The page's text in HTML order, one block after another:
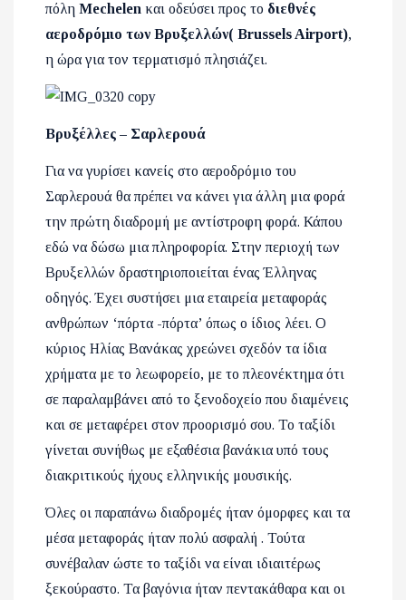
πόλη Mechelen και οδεύσει προς το διεθνές
αεροδρόμιο των Βρυξελλών( Brussels Airport),
η ώρα για τον τερματισμό πλησιάζει.
Βρυξέλλες – Σαρλερουά
Για να γυρίσει κανείς στο αεροδρόμιο του
Σαρλερουά θα πρέπει να κάνει για άλλη μια φορά
την πρώτη διαδρομή με αντίστροφη φορά. Κάπου
εδώ να δώσω μια πληροφορία. Στην περιοχή των
Βρυξελλών δραστηριοποιείται ένας Έλληνας
οδηγός. Έχει συστήσει μια εταιρεία μεταφοράς
ανθρώπων ‘πόρτα -πόρτα’ όπως ο ίδιος λέει. Ο
κύριος Ηλίας Βανάκας χρεώνει σχεδόν τα ίδια
χρήματα με το λεωφορείο, με το πλεονέκτημα ότι
σε παραλαμβάνει από το ξενοδοχείο που διαμένεις
και σε μεταφέρει στον προορισμό σου. Το ταξίδι
γίνεται συνήθως με εξαθέσια βανάκια υπό τους
διακριτικούς ήχους ελληνικής μουσικής.
Όλες οι παραπάνω διαδρομές ήταν όμορφες και τα
μέσα μεταφοράς ήταν πολύ ασφαλή . Τούτα
συνέβαλαν ώστε το ταξίδι να είναι ιδιαιτέρως
ξεκούραστο. Τα βαγόνια ήταν πεντακάθαρα και οι